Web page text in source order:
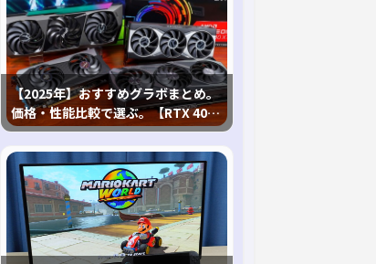
【2025年】おすすめグラボまとめ。
価格・性能比較で選ぶ。【RTX 40,
RX 7000各種に対応】